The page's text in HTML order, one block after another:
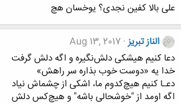
علی بالا کفین نجدی؟ یوخسان هچ
الناز تبریز Aug 13, 2017
دعا کنیم هیشکی دلش‌نگیره و اگه دلش گرفت
خدا یه «دوست خوب بذاره سر راهش»
دعـا کنیم هیچ‌کدوم ما، اشکی از چشماش نیاد
اگه اومد از "خوشحالی باشه" و هیچ‌‌کس دلش